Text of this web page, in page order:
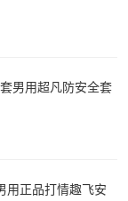
男用超凡防安全套
用正品打情趣飞安